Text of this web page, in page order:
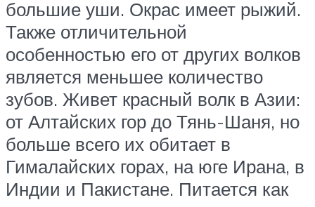
большие уши. Окрас имеет рыжий.
Также отличительной
особенностью его от других волков
является меньшее количество
зубов. Живет красный волк в Азии:
от Алтайских гор до Тянь-Шаня, но
больше всего их обитает в
Гималайских горах, на юге Ирана, в
Индии и Пакистане. Питается как